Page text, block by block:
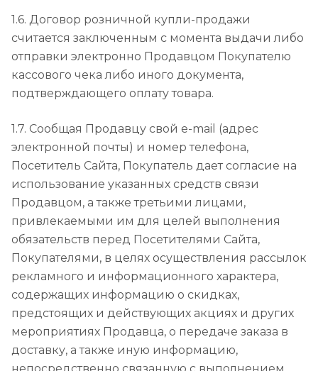
1.6. Договор розничной купли-продажи
считается заключенным с момента выдачи либо
отправки электронно Продавцом Покупателю
кассового чека либо иного документа,
подтверждающего оплату товара.
1.7. Сообщая Продавцу свой e-mail (адрес
электронной почты) и номер телефона,
Посетитель Сайта, Покупатель дает согласие на
использование указанных средств связи
Продавцом, а также третьими лицами,
привлекаемыми им для целей выполнения
обязательств перед Посетителями Сайта,
Покупателями, в целях осуществления рассылок
рекламного и информационного характера,
содержащих информацию о скидках,
предстоящих и действующих акциях и других
мероприятиях Продавца, о передаче заказа в
доставку, а также иную информацию,